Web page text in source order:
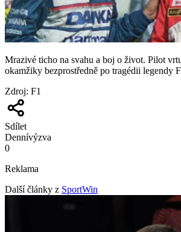
Mrazivé ticho na svahu a boj o život. Pilot
okamžiky bezprostředně po tragédii legendy
Zdroj: F1
Sdílet
Dennívýzva
0
Reklama
Další články z SportWin